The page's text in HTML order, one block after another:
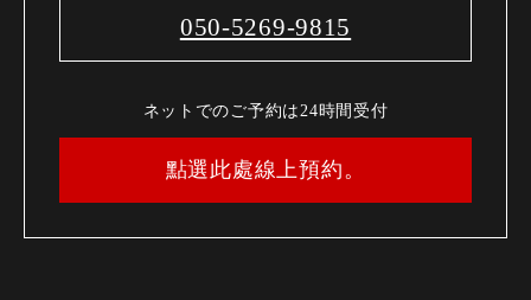
050-5269-9815
ネットでのご予約は24時間受付
點選此處線上預約。